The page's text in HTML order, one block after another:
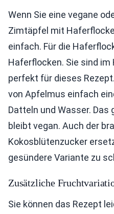
Wenn Sie eine vegane
Zimtäpfel mit
einfach. Für die
Haferflocken. Sie sind im
perfekt für dieses
von Apfelmus einfach
Datteln und Wasser. Das
bleibt vegan. Auch der
Kokosblütenzucker
gesündere Variante zu
Zusätzliche
Sie können das Rezept